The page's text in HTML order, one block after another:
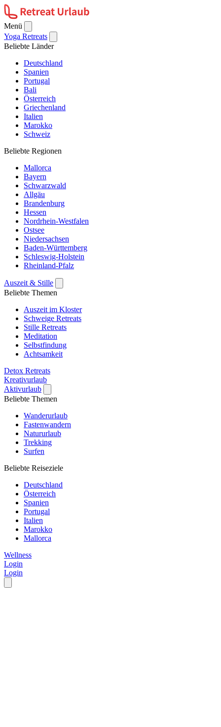
Menü
Yoga Retreats
Beliebte Länder
Deutschland
Spanien
Portugal
Bali
Österreich
Griechenland
Italien
Marokko
Schweiz
Beliebte Regionen
Mallorca
Bayern
Schwarzwald
Allgäu
Brandenburg
Hessen
Nordrhein-Westfalen
Ostsee
Niedersachsen
Baden-Württemberg
Schleswig-Holstein
Rheinland-Pfalz
Auszeit & Stille
Beliebte Themen
Auszeit im Kloster
Schweige Retreats
Stille Retreats
Meditation
Selbstfindung
Achtsamkeit
Detox Retreats
Kreativurlaub
Aktivurlaub
Beliebte Themen
Wanderurlaub
Fastenwandern
Natururlaub
Trekking
Surfen
Beliebte Reiseziele
Deutschland
Österreich
Spanien
Portugal
Italien
Marokko
Mallorca
Wellness
Login
Login